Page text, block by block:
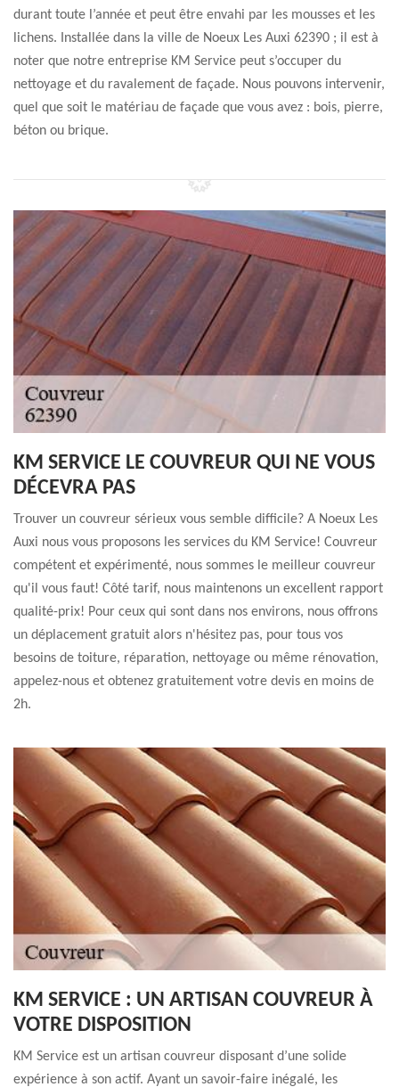
durant toute l’année et peut être envahi par les mousses et les
lichens. Installée dans la ville de Noeux Les Auxi 62390 ; il est à
noter que notre entreprise KM Service peut s’occuper du
nettoyage et du ravalement de façade. Nous pouvons intervenir,
quel que soit le matériau de façade que vous avez : bois, pierre,
béton ou brique.
KM SERVICE LE COUVREUR QUI NE VOUS
DÉCEVRA PAS
Trouver un couvreur sérieux vous semble difficile? A Noeux Les
Auxi nous vous proposons les services du KM Service! Couvreur
compétent et expérimenté, nous sommes le meilleur couvreur
qu'il vous faut! Côté tarif, nous maintenons un excellent rapport
qualité-prix! Pour ceux qui sont dans nos environs, nous offrons
un déplacement gratuit alors n'hésitez pas, pour tous vos
besoins de toiture, réparation, nettoyage ou même rénovation,
appelez-nous et obtenez gratuitement votre devis en moins de
2h.
KM SERVICE : UN ARTISAN COUVREUR À
VOTRE DISPOSITION
KM Service est un artisan couvreur disposant d’une solide
expérience à son actif. Ayant un savoir-faire inégalé, les